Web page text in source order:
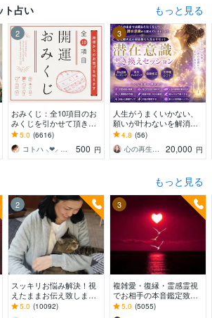
ト占い もっと見る
2
おみくじ：全10項目のお
みくじを引かせて頂きま
す ㊙あなた様がこの先ど
う進むかの道しるべにな
さってください！
5.0 (6616)
コトハ ⸜❤︎⸝ 新サービス提供開始✨️
500 円
3
人生がうまくいかない、
願いが叶わないを解消し
ます 現実を変えるために
努力したのに、自力では
もう無理と感じている
4.8 (56)
心の再生セラピスト YASUKO
20,000 円
もっと見る
2
スッキリお悩み解決！視
えたままお伝え致します
恋愛、結婚、人間関係、
仕事、人生、ペットの気
5.0 (10092)
3
複雑愛・復縁・霊感霊視
でお相手の本音鑑定致し
ます 降りて来た言葉をそ
のままお伝えします。
5.0 (5055)